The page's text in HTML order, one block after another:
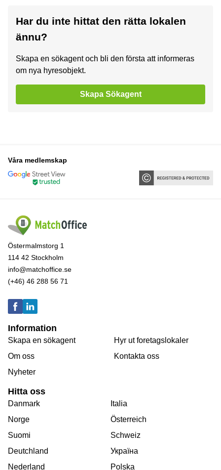
Har du inte hittat den rätta lokalen
ännu?
Skapa en sökagent och bli den första att informeras
om nya hyresobjekt.
Skapa Sökagent
Våra medlemskap
Östermalmstorg 1
114 42 Stockholm
info@matchoffice.se
(+46) 46 288 56 71
Information
Skapa en sökagent
Om oss
Nyheter
Hyr ut foretagslokaler
Kontakta oss
Hitta oss
Danmark
Norge
Suomi
Deutchland
Nederland
Italia
Österreich
Schweiz
Україна
Polska